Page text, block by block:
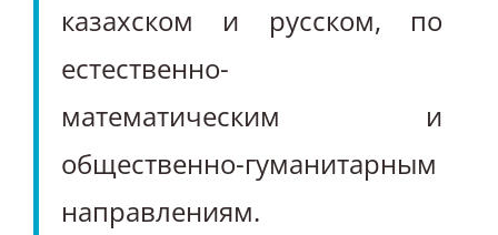
казахском и русском, по
естественно-
математическим и
общественно-гуманитарным
направлениям.